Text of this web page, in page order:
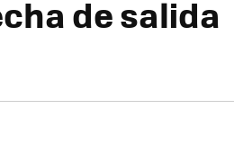
de salida